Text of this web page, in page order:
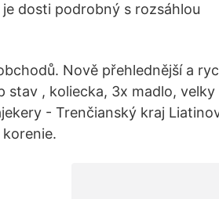
dosti podrobný s rozsáhlou
Nově přehlednější a
stav , koliecka, 3x madlo,
- Trenčianský kraj
korenie.